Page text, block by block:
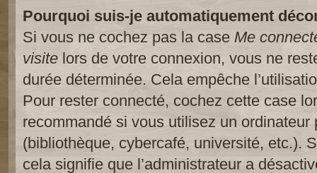
Pourquoi suis-je automatiquement
Si vous ne cochez pas la case Me
visite lors de votre connexion, vous ne
durée déterminée. Cela empêche
Pour rester connecté, cochez cette case
recommandé si vous utilisez un
(bibliothèque, cybercafé, université, etc.).
cela signifie que l’administrateur a